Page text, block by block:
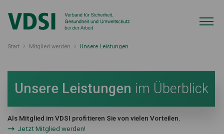
Start Mitglied werden Unsere Leistungen
Unsere Leistungen im Überblick
Als Mitglied im VDSI profitieren Sie von vielen Vorteilen.
Jetzt Mitglied werden!